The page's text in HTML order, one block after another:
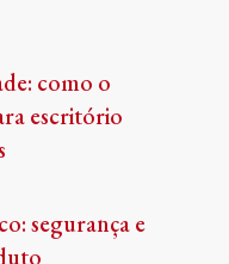
como o
escritório
segurança e